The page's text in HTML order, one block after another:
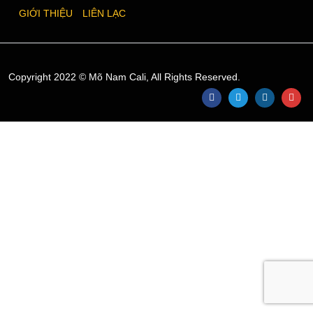
GIỚI THIỆU LIÊN LẠC
Copyright 2022 © Mõ Nam Cali, All Rights Reserved.